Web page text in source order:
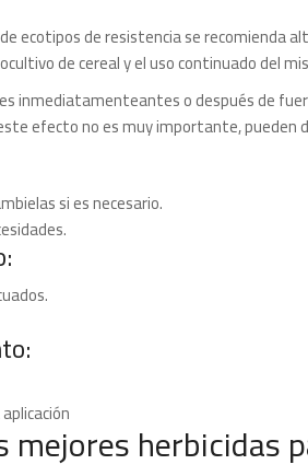
ecotipos de resistencia se recomienda
de cereal y el uso continuado del
inmediatamenteantes o después de
efecto no es muy importante, pueden
si es necesario.
mejores herbicidas